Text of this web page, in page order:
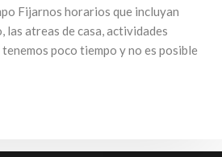
Fijarnos horarios que incluyan
las atreas de casa, actividades
poco tiempo y no es posible